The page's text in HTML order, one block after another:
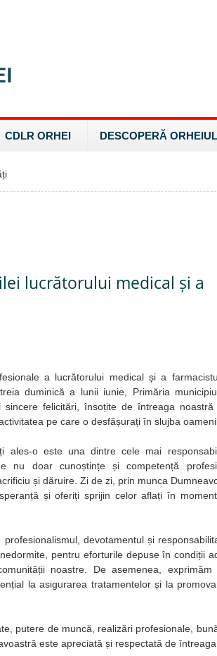
CDLR ORHEI DESCOPERĂ ORHEIUL
lucrătorului medical și a
a lucrătorului medical și a
duminică a lunii iunie, Primăria
sincere felicitări, însoțite de întreaga
pe care o desfășurați în slujba
ales-o este una dintre cele mai
nu doar cunoștințe și competență
și dăruire. Zi de zi, prin munca
și oferiți sprijin celor aflați în
devotamentul și
pentru eforturile depuse în condiții
noastre. De asemenea, exprimăm
la asigurarea tratamentelor și la
putere de muncă, realizări profesionale,
este apreciată și respectată de întreaga